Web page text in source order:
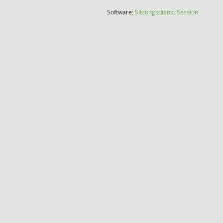
Software:SitzungsdienstSession(Wird in